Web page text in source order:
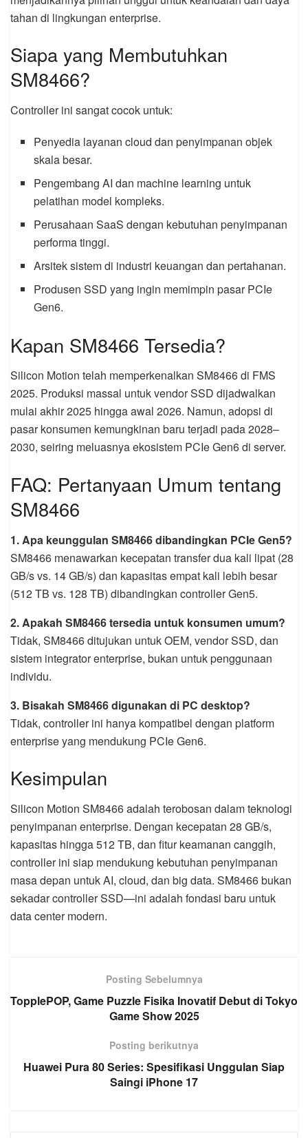
tahan di lingkungan enterprise.
Siapa yang Membutuhkan
SM8466?
Controller ini sangat cocok untuk:
Penyedia layanan cloud dan penyimpanan objek
skala besar.
Pengembang AI dan machine learning untuk
pelatihan model kompleks.
Perusahaan SaaS dengan kebutuhan penyimpanan
performa tinggi.
Arsitek sistem di industri keuangan dan pertahanan.
Produsen SSD yang ingin memimpin pasar PCIe
Gen6.
Kapan SM8466 Tersedia?
Silicon Motion telah memperkenalkan SM8466 di FMS
2025. Produksi massal untuk vendor SSD dijadwalkan
mulai akhir 2025 hingga awal 2026. Namun, adopsi di
pasar konsumen kemungkinan baru terjadi pada 2028–
2030, seiring meluasnya ekosistem PCIe Gen6 di server.
FAQ: Pertanyaan Umum tentang
SM8466
1. Apa keunggulan SM8466 dibandingkan PCIe Gen5?
SM8466 menawarkan kecepatan transfer dua kali lipat (28
GB/s vs. 14 GB/s) dan kapasitas empat kali lebih besar
(512 TB vs. 128 TB) dibandingkan controller Gen5.
2. Apakah SM8466 tersedia untuk konsumen umum?
Tidak, SM8466 ditujukan untuk OEM, vendor SSD, dan
sistem integrator enterprise, bukan untuk penggunaan
individu.
3. Bisakah SM8466 digunakan di PC desktop?
Tidak, controller ini hanya kompatibel dengan platform
enterprise yang mendukung PCIe Gen6.
Kesimpulan
Silicon Motion SM8466 adalah terobosan dalam teknologi
penyimpanan enterprise. Dengan kecepatan 28 GB/s,
kapasitas hingga 512 TB, dan fitur keamanan canggih,
controller ini siap mendukung kebutuhan penyimpanan
masa depan untuk AI, cloud, dan big data. SM8466 bukan
sekadar controller SSD—ini adalah fondasi baru untuk
data center modern.
Posting Sebelumnya
TopplePOP, Game Puzzle Fisika Inovatif Debut di Tokyo
Game Show 2025
Posting berikutnya
Huawei Pura 80 Series: Spesifikasi Unggulan Siap
Saingi iPhone 17